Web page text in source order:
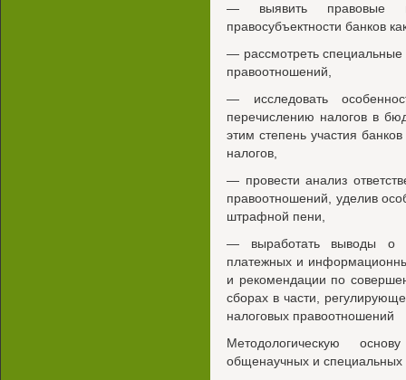
— выявить правовые
правосубъектности банков
— рассмотреть специальные
правоотношений,
— исследовать
перечислению налогов в
этим степень участия
налогов,
— провести анализ
правоотношений, уделив
штрафной пени,
— выработать выводы о
платежных и
и рекомендации по
сборах в части,
налоговых правоотношений
Методологическую
общенаучных и специальных